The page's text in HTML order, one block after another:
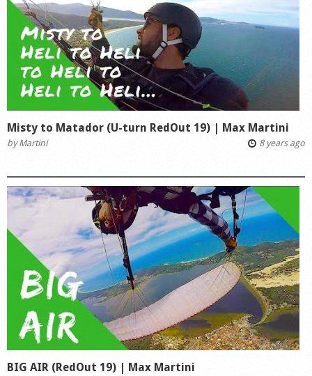
Misty to Matador (U-turn RedOut 19) | Max Martini
byMartini 8 years ago
BIG AIR (RedOut 19) | Max Martini